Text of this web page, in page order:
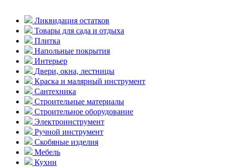
Ликвидация остатков
Товары для сада и отдыха
Плитка
Напольные покрытия
Интерьер
Двери, окна, лестницы
Краска и малярный инструмент
Сантехника
Строительные материалы
Строительное оборудование
Электроинструмент
Ручной инструмент
Скобяные изделия
Мебель
Кухни